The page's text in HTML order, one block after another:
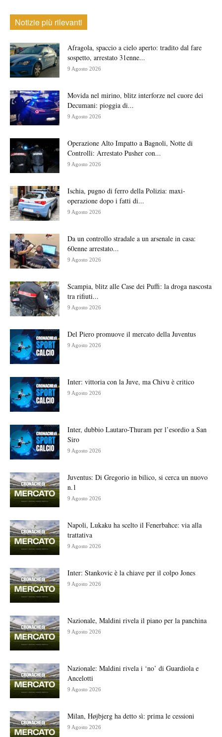
Notizie più rilevanti
Afragola, spaccio a cielo aperto: tradito dal fare
sospetto, arrestato 31enne...
9 Agosto 2026
Movida nel mirino, blitz interforze nel cuore dei
Decumani: pioggia di...
9 Agosto 2026
Operazione Alto Impatto a Bagnoli, Notte di
Controlli: Arrestato Pusher con...
9 Agosto 2026
Ischia, pugno di ferro della Polizia: maxi-
operazione dopo i fatti di...
9 Agosto 2026
Da un controllo stradale a un arsenale in casa:
60enne arrestato...
9 Agosto 2026
Scampia, blitz alle Case dei Puffi: la droga nascosta
tra rifiuti...
9 Agosto 2026
Del Piero promuove il mercato della Juventus
9 Agosto 2026
Inter: vittoria con la Juve, ma Chivu è critico
9 Agosto 2026
Inter, dubbio Lautaro-Thuram per l’esordio a San
Siro
9 Agosto 2026
Juventus: Di Gregorio in bilico, si cerca un nuovo
n.1
9 Agosto 2026
Napoli, Lukaku ha scelto il Fenerbahce: via alla
trattativa
9 Agosto 2026
Inter: Stankovic è la chiave per il colpo Jones
9 Agosto 2026
Nazionale, Maldini rivela il piano per la panchina
9 Agosto 2026
Nazionale: Maldini rivela i ‘no’ di Guardiola e
Ancelotti
9 Agosto 2026
Milan, Højbjerg ha detto sì: prima le cessioni
9 Agosto 2026